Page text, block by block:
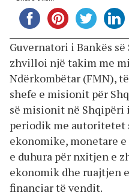
Guvernatori i Bankës
zhvilloi një takim me
Ndërkombëtar (FMN),
shefe e misionit për
së misionit në
periodik me
ekonomike, monetare
e duhura për nxitjen e
ekonomik dhe ruajtjen
financiar të vendit.